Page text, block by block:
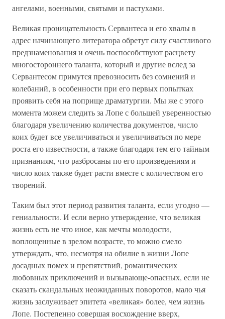
ангелами, военными, святыми и пастухами.
Великая проницательность Сервантеса и его хвалы в
адрес начинающего литератора обретут силу счастливого
предзнаменования и очень поспособствуют расцвету
многостороннего таланта, который и другие вслед за
Сервантесом примутся превозносить без сомнений и
колебаний, в особенности при его первых попытках
проявить себя на поприще драматургии. Мы же с этого
момента можем следить за Лопе с большей уверенностью
благодаря увеличению количества документов, число
коих будет все увеличиваться и увеличиваться по мере
роста его известности, а также благодаря тем его тайным
признаниям, что разбросаны по его произведениям и
число коих также будет расти вместе с количеством его
творений.
Таким был этот период развития таланта, если угодно —
гениальности. И если верно утверждение, что великая
жизнь есть не что иное, как мечты молодости,
воплощенные в зрелом возрасте, то можно смело
утверждать, что, несмотря на обилие в жизни Лопе
досадных помех и препятствий, романтических
любовных приключений и вызывающе-опасных, если не
сказать скандальных неожиданных поворотов, мало чья
жизнь заслуживает эпитета «великая» более, чем жизнь
Лопе. Постепенно совершая восхождение вверх,